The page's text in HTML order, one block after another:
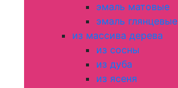
эмаль матовые
эмаль глянцевые
из массива дерева
из сосны
из дуба
из ясеня